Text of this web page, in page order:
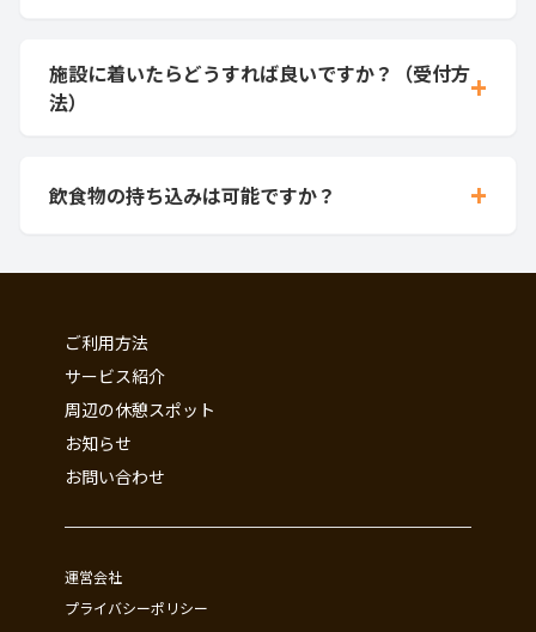
施設に着いたらどうすれば良いですか？（受付方
法）
+
飲食物の持ち込みは可能ですか？ +
ご利用方法
サービス紹介
周辺の休憩スポット
お知らせ
お問い合わせ
運営会社
プライバシーポリシー